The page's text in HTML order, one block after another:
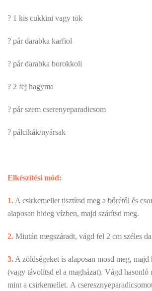
? 1 kis cukkini vagy tök
? pár darabka karfiol
? pár darabka borokkoli
? 2 fej hagyma
? pár szem cserenyeparadicsom
? pálcikák/nyársak
Elkészítési mód:
1. A csirkemellet tisztítsd meg a bőrétől és
alaposan hideg vízben, majd szárítsd meg.
2. Miután megszáradt, vágd fel 2 cm széles
3. A zöldségeket is alaposan mosd meg,
(vagy távolítsd el a magházat). Vágd hasonló
mint a csirkemellet. A